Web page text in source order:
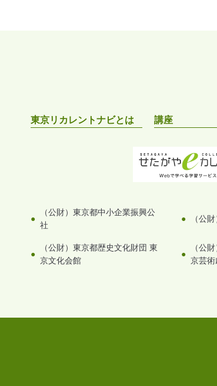
東京リカレントナビとは 講座
（公財）東京都中小企業振興公
社
（公
（公財）東京都歴史文化財団 東
京文化会館
（公
京芸術